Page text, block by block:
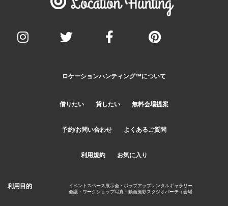
ロケーションハンティング™️について
借りたい 貸したい 無料会場提案
予約/お問い合わせ よくあるご質問
利用規約 お気に入り
利用目的 イベントスペース展示会・ポップアップレンタルギャラリー
会議・ワークショップ写真・動画撮影スタジオパーティ会場